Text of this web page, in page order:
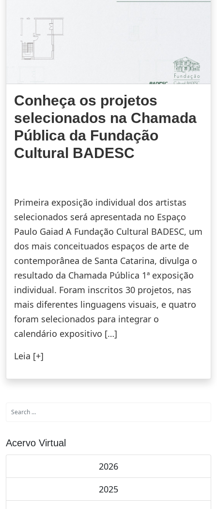
Conheça os projetos
selecionados na Chamada
Pública da Fundação
Cultural BADESC
Primeira exposição individual dos artistas
selecionados será apresentada no Espaço
Paulo Gaiad A Fundação Cultural BADESC, um
dos mais conceituados espaços de arte de
contemporânea de Santa Catarina, divulga o
resultado da Chamada Pública 1ª exposição
individual. Foram inscritos 30 projetos, nas
mais diferentes linguagens visuais, e quatro
foram selecionados para integrar o
calendário expositivo […]
Leia [+]
Acervo Virtual
2026
2025